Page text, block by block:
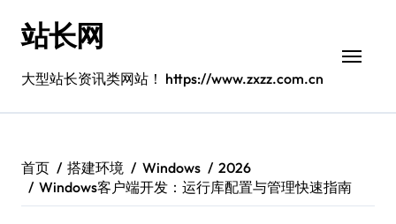
站长网
大型站长资讯类网站！ https://www.zxzz.com.cn
首页 搭建环境 Windows
2026
Windows客户端开发：运行库配置与管理快速指南